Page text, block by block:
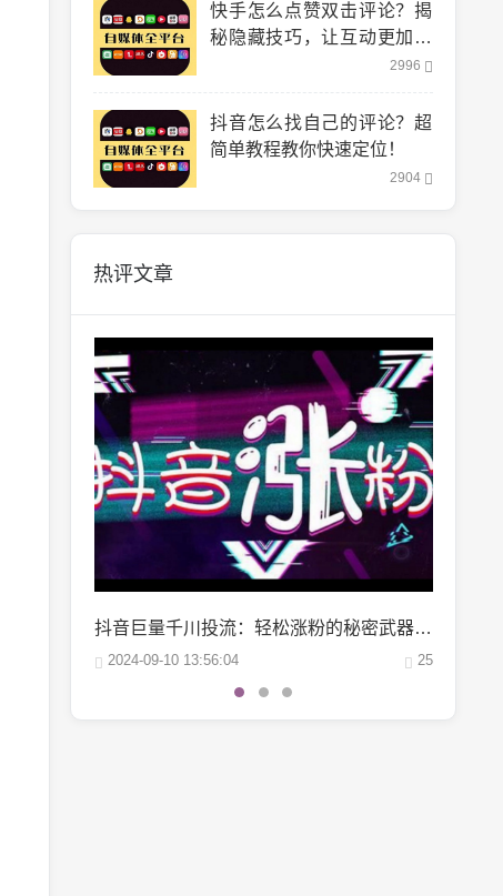
快手怎么点赞双击评论？揭
秘隐藏技巧，让互动更加轻
2996
抖音怎么找自己的评论？超
简单教程教你快速定位！
2904
热评文章
微博阅读量1万：如何轻松实现你的阅读量突破？
2024-10-04 06:00:07 22